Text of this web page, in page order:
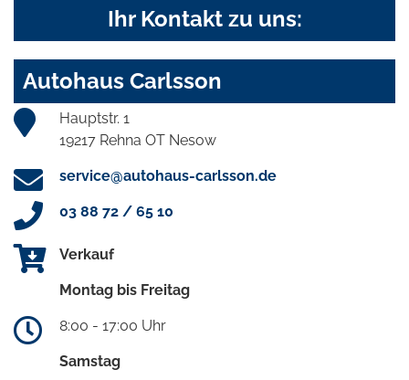
Ihr Kontakt zu uns:
Autohaus Carlsson
Hauptstr. 1
19217 Rehna OT Nesow
service@autohaus-carlsson.de
03 88 72 / 65 10
Verkauf
Montag bis Freitag
8:00 - 17:00 Uhr
Samstag